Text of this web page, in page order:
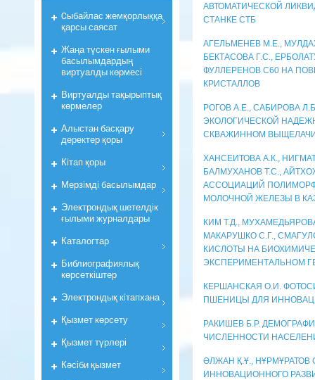
АВТОМАТИЧЕСКОЙ
СТАНКЕ СТБ
АГЕЛЬМЕНЕВ М.Е.,
БЕКТАСОВА Г.С.,
ФУЛЛЕРЕНОВ С60 НА
КРИСТАЛЛОВ
РОГОВ А.Е., САБИРОВА
ЭКОЛОГИЧЕСКОЙ
СКВАЖИННОМ
ХАНСЕИТОВА А.К.,
БАЛМУХАНОВ Т.С.,
АССОЦИАЦИЙ
МОЛОЧНОЙ ЖЕЛЕЗЫ В
КИМ Т.Д.,
МАКАРУШКО С.Г.,
КИСЛОТЫ НА
ЭКСПЕРИМЕНТАЛЬНОМ
КЕРШАНСКАЯ О.И.
ПШЕНИЦЫ ДЛЯ
РАКИШЕВ Б.Р.
ЧИСЛЕННОСТИ
ӘЛЖАН Қ.Ұ.,
ИННОВАЦИОННОГО
Cыбайлас жемқорлыққа
қарсы саясат
Жаңа түскен ғылыми
басылымдардың
виртуалды көрмесі
Виртуалды тақырыптық
көрмелер
Алыстан басқару
деректер қоры
Кiтап қоры
Мерзiмдi басылымдар
Электрондық шетелдік
ғылыми журналдары
Каталогтар
Библиографиялық
көрсеткiштер
Электрондық кiтапхана
Қызмет көрсету
Қызмет түрлері
Кәсіби қызмет